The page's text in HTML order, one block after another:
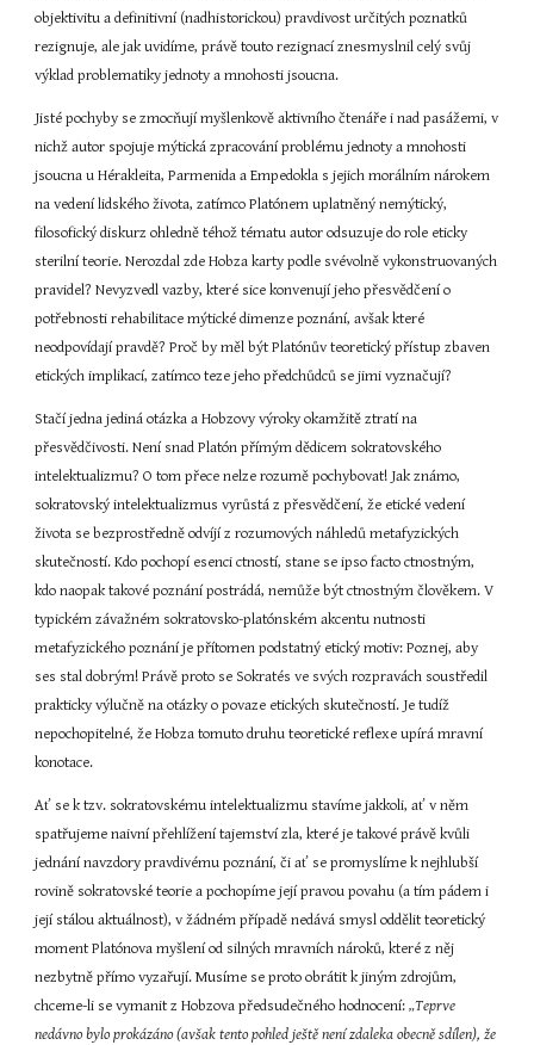
objektivitu a definitivní (nadhistorickou) pravdivost určitých poznatků
rezignuje, ale jak uvidíme, právě touto rezignací znesmyslnil celý svůj
výklad problematiky jednoty a mnohosti jsoucna.
Jisté pochyby se zmocňují myšlenkově aktivního čtenáře i nad pasážemi, v
nichž autor spojuje mýtická zpracování problému jednoty a mnohosti
jsoucna u Hérakleita, Parmenida a Empedokla s jejich morálním nárokem
na vedení lidského života, zatímco Platónem uplatněný nemýtický,
filosofický diskurz ohledně téhož tématu autor odsuzuje do role eticky
sterilní teorie. Nerozdal zde Hobza karty podle svévolně vykonstruovaných
pravidel? Nevyzvedl vazby, které sice konvenují jeho přesvědčení o
potřebnosti rehabilitace mýtické dimenze poznání, avšak které
neodpovídají pravdě? Proč by měl být Platónův teoretický přístup zbaven
etických implikací, zatímco teze jeho předchůdců se jimi vyznačují?
Stačí jedna jediná otázka a Hobzovy výroky okamžitě ztratí na
přesvědčivosti. Není snad Platón přímým dědicem sokratovského
intelektualizmu? O tom přece nelze rozumě pochybovat! Jak známo,
sokratovský intelektualizmus vyrůstá z přesvědčení, že etické vedení
života se bezprostředně odvíjí z rozumových náhledů metafyzických
skutečností. Kdo pochopí esenci ctností, stane se ipso facto ctnostným,
kdo naopak takové poznání postrádá, nemůže být ctnostným člověkem. V
typickém závažném sokratovsko-platónském akcentu nutnosti
metafyzického poznání je přítomen podstatný etický motiv: Poznej, aby
ses stal dobrým! Právě proto se Sokratés ve svých rozpravách soustředil
prakticky výlučně na otázky o povaze etických skutečností. Je tudíž
nepochopitelné, že Hobza tomuto druhu teoretické reflexe upírá mravní
konotace.
Ať se k tzv. sokratovskému intelektualizmu stavíme jakkoli, ať v něm
spatřujeme naivní přehlížení tajemství zla, které je takové právě kvůli
jednání navzdory pravdivému poznání, či ať se promyslíme k nejhlubší
rovině sokratovské teorie a pochopíme její pravou povahu (a tím pádem i
její stálou aktuálnost), v žádném případě nedává smysl oddělit teoretický
moment Platónova myšlení od silných mravních nároků, které z něj
nezbytně přímo vyzařují. Musíme se proto obrátit k jiným zdrojům,
chceme-li se vymanit z Hobzova předsudečného hodnocení: „Teprve
nedávno bylo prokázáno (avšak tento pohled ještě není zdaleka obecně sdílen), že